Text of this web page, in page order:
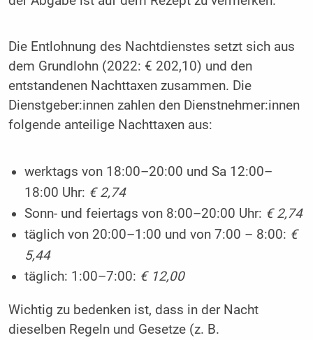
Die Entlohnung des Nachtdienstes setzt sich aus
dem Grundlohn (2022: € 202,10) und den
entstandenen Nachttaxen zusammen. Die
Dienstgeber:innen zahlen den Dienstnehmer:innen
folgende anteilige Nachttaxen aus:
werktags von 18:00–20:00 und Sa 12:00–
18:00 Uhr: € 2,74
Sonn- und feiertags von 8:00–20:00 Uhr: € 2,74
täglich von 20:00–1:00 und von 7:00 – 8:00: €
5,44
täglich: 1:00–7:00: € 12,00
Wichtig zu bedenken ist, dass in der Nacht
dieselben Regeln und Gesetze (z. B.